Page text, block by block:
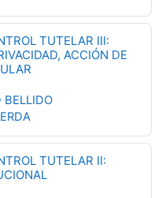
TUTELAR III:
ACCIÓN DE
BELLIDO
TUTELAR II: